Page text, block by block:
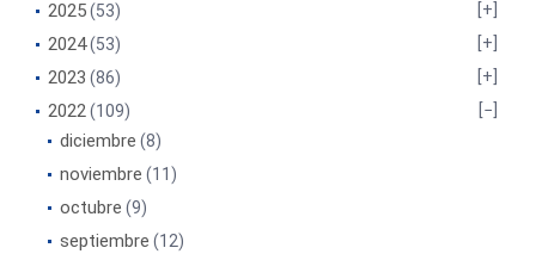
2025(53)
2024(53)
2023 (86)
2022(109)
diciembre (8)
noviembre (11)
octubre (9)
septiembre (12)